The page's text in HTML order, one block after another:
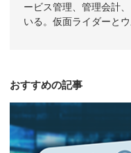
ービス管理、管理会計
いる。仮面ライダーと
おすすめの記事